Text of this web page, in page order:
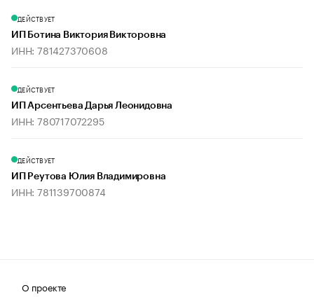
ДЕЙСТВУЕТ
ИП Ботина Виктория Викторовна
ИНН: 781427370608
ДЕЙСТВУЕТ
ИП Арсентьева Дарья Леонидовна
ИНН: 780717072295
ДЕЙСТВУЕТ
ИП Реутова Юлия Владимировна
ИНН: 781139700874
О проекте